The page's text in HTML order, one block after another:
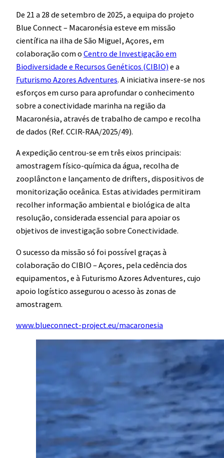
De 21 a 28 de setembro de 2025, a equipa do projeto
Blue Connect – Macaronésia esteve em missão
científica na ilha de São Miguel, Açores, em
colaboração com o Centro de Investigação em
Biodiversidade e Recursos Genéticos (CIBIO) e a
Futurismo Azores Adventures. A iniciativa insere-se nos
esforços em curso para aprofundar o conhecimento
sobre a conectividade marinha na região da
Macaronésia, através de trabalho de campo e recolha
de dados (Ref. CCIR-RAA/2025/49).
A expedição centrou-se em três eixos principais:
amostragem físico-química da água, recolha de
zooplâncton e lançamento de drifters, dispositivos de
monitorização oceânica. Estas atividades permitiram
recolher informação ambiental e biológica de alta
resolução, considerada essencial para apoiar os
objetivos de investigação sobre Conectividade.
O sucesso da missão só foi possível graças à
colaboração do CIBIO – Açores, pela cedência dos
equipamentos, e à Futurismo Azores Adventures, cujo
apoio logístico assegurou o acesso às zonas de
amostragem.
www.blueconnect-project.eu/macaronesia